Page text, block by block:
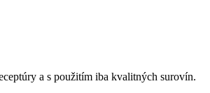
a s použitím iba kvalitných surovín.